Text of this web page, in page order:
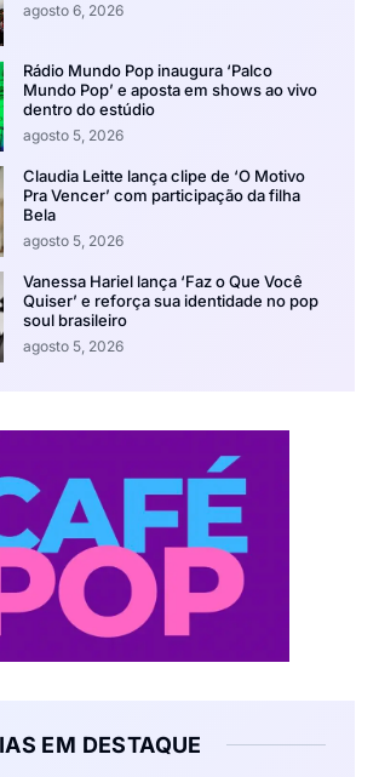
agosto 6, 2026
Rádio Mundo Pop inaugura ‘Palco
Mundo Pop’ e aposta em shows ao vivo
dentro do estúdio
agosto 5, 2026
Claudia Leitte lança clipe de ‘O Motivo
Pra Vencer’ com participação da filha
Bela
agosto 5, 2026
Vanessa Hariel lança ‘Faz o Que Você
Quiser’ e reforça sua identidade no pop
soul brasileiro
agosto 5, 2026
EM DESTAQUE